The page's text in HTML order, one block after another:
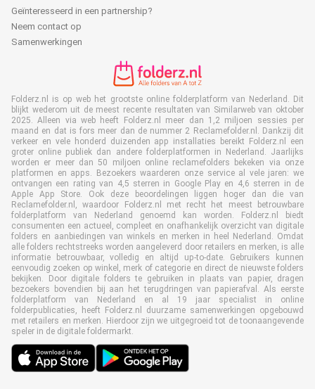
Geïnteresseerd in een partnership?
Neem contact op
Samenwerkingen
Folderz.nl is op web het grootste online folderplatform van Nederland. Dit
blijkt wederom uit de meest recente resultaten van Similarweb van oktober
2025. Alleen via web heeft Folderz.nl meer dan 1,2 miljoen sessies per
maand en dat is fors meer dan de nummer 2 Reclamefolder.nl. Dankzij dit
verkeer en vele honderd duizenden app installaties bereikt Folderz.nl een
groter online publiek dan andere folderplatformen in Nederland. Jaarlijks
worden er meer dan 50 miljoen online reclamefolders bekeken via onze
platformen en apps. Bezoekers waarderen onze service al vele jaren: we
ontvangen een rating van 4,5 sterren in Google Play en 4,6 sterren in de
Apple App Store. Ook deze beoordelingen liggen hoger dan die van
Reclamefolder.nl, waardoor Folderz.nl met recht het meest betrouwbare
folderplatform van Nederland genoemd kan worden. Folderz.nl biedt
consumenten een actueel, compleet en onafhankelijk overzicht van digitale
folders en aanbiedingen van winkels en merken in heel Nederland. Omdat
alle folders rechtstreeks worden aangeleverd door retailers en merken, is alle
informatie betrouwbaar, volledig en altijd up-to-date. Gebruikers kunnen
eenvoudig zoeken op winkel, merk of categorie en direct de nieuwste folders
bekijken. Door digitale folders te gebruiken in plaats van papier, dragen
bezoekers bovendien bij aan het terugdringen van papierafval. Als eerste
folderplatform van Nederland en al 19 jaar specialist in online
folderpublicaties, heeft Folderz.nl duurzame samenwerkingen opgebouwd
met retailers en merken. Hierdoor zijn we uitgegroeid tot de toonaangevende
speler in de digitale foldermarkt.